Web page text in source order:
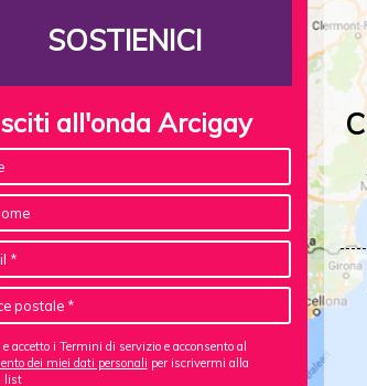
SOSTIENICI
all'onda Arcigay
e accetto i Termini di servizio e acconsento al
dei miei dati personali per iscrivermi alla
list